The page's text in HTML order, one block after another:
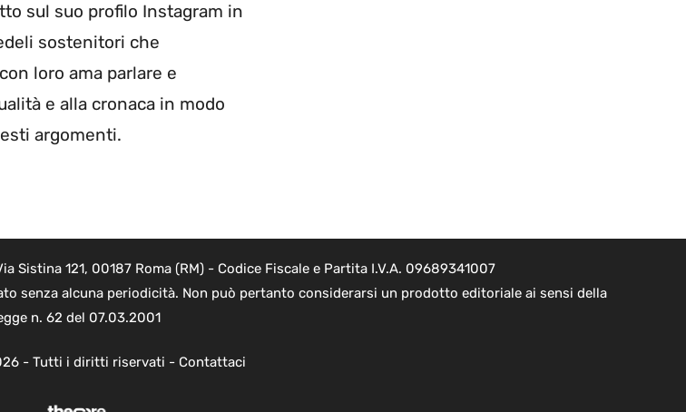
sul suo profilo Instagram in
sostenitori che
loro ama parlare e
e alla cronaca in modo
argomenti.
Sistina 121, 00187 Roma (RM) - Codice Fiscale e Partita I.V.A. 09689341007
senza alcuna periodicità. Non può pertanto considerarsi un prodotto editoriale ai sensi della
n. 62 del 07.03.2001
- Tutti i diritti riservati - Contattaci